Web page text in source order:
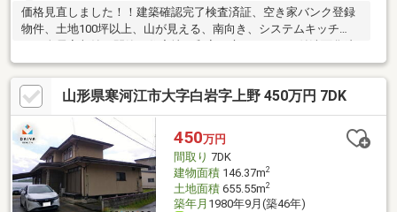
価格見直しました！！建築確認完了検査済証、空き家バンク登録
物件、土地100坪以上、山が見える、南向き、システムキッチ
ン、全居室収納、閑静な住宅地、和室、庭、シャワー付洗面化粧
台、トイレ3ヶ所、浴室１坪以上、２階建、温水洗浄便座、パント
リー（食器・食品の収納庫）、全居室６畳以上、周辺交通量少な
め
山形県寒河江市大字白岩字上野 450万円 7DK
450万円
間取り 7DK
建物面積146.37m2
土地面積655.55m2
築年月 1980年9月(築46年)